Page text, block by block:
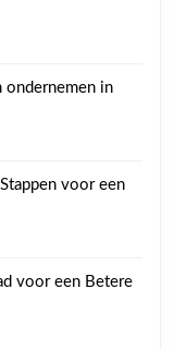
ondernemen in
voor een
voor een Betere